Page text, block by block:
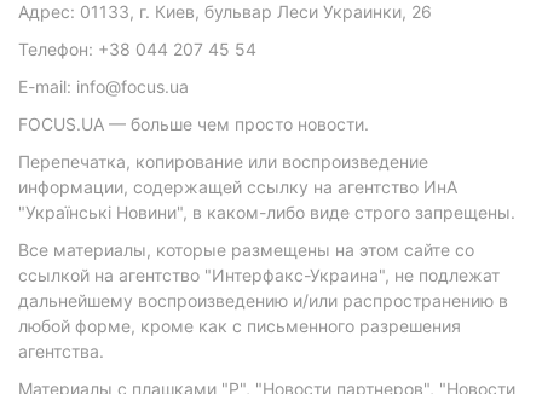
Адрес: 01133, г. Киев, бульвар Леси Украинки, 26
Телефон: +38 044 207 45 54
E-mail: info@focus.ua
FOCUS.UA — больше чем просто новости.
Перепечатка, копирование или воспроизведение
информации, содержащей ссылку на агентство ИнА
"Українські Новини", в каком-либо виде строго запрещены.
Все материалы, которые размещены на этом сайте со
ссылкой на агентство "Интерфакс-Украина", не подлежат
дальнейшему воспроизведению и/или распространению в
любой форме, кроме как с письменного разрешения
агентства.
Материалы с плашками "Р", "Новости партнеров", "Новости